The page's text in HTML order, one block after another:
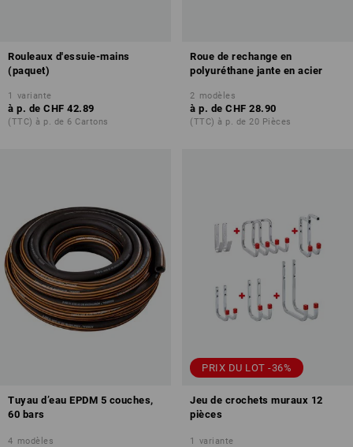
Rouleaux d'essuie-mains
(paquet)
1 variante
à p. de CHF 42.89
(TTC) à p. de 6 Cartons
Roue de rechange en
polyuréthane jante en acier
2 modèles
à p. de CHF 28.90
(TTC) à p. de 20 Pièces
Tuyau d’eau EPDM 5 couches,
60 bars
4 modèles
PRIX DU LOT -36%
Jeu de crochets muraux 12
pièces
1 variante